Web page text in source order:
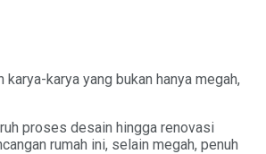
karya yang bukan hanya megah,
proses desain hingga renovasi
rumah ini, selain megah, penuh